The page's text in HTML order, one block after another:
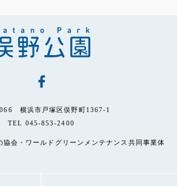
横浜市戸塚区俣野町1367-1
TEL 045-853-2400
協会・ワールドグリーンメンテナンス共同事業体